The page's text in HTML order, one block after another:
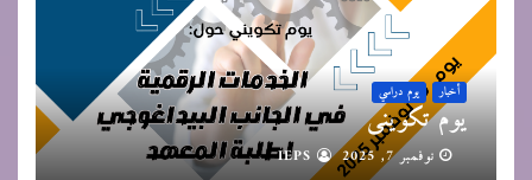
أخبار يوم دراسي
يوم تكويني
نوفمبر 7, 2025